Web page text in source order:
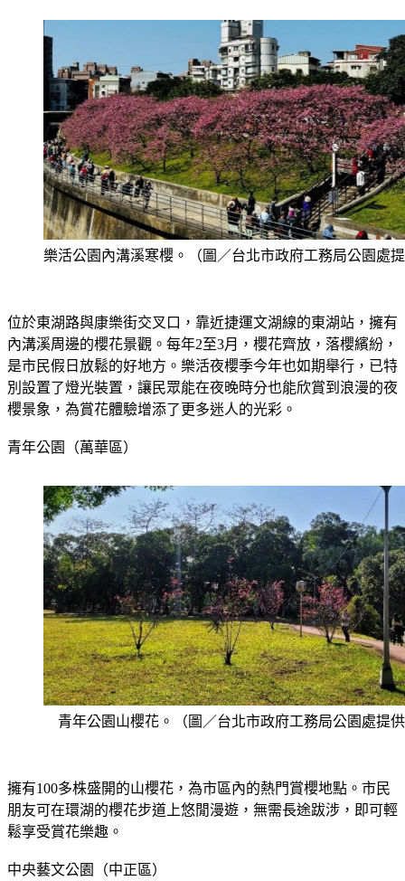
樂活公園內溝溪寒櫻。（圖／台北市政府工務局公園處
位於東湖路與康樂街交叉口，靠近捷運文湖線的東湖站，擁有
內溝溪周邊的櫻花景觀。每年2至3月，櫻花齊放，落櫻繽紛，
是市民假日放鬆的好地方。樂活夜櫻季今年也如期舉行，已特
別設置了燈光裝置，讓民眾能在夜晚時分也能欣賞到浪漫的夜
櫻景象，為賞花體驗增添了更多迷人的光彩。
青年公園（萬華區）
青年公園山櫻花。（圖／台北市政府工務局公園處提
擁有100多株盛開的山櫻花，為市區內的熱門賞櫻地點。市民
朋友可在環湖的櫻花步道上悠閒漫遊，無需長途跋涉，即可輕
鬆享受賞花樂趣。
中央藝文公園（中正區）